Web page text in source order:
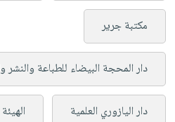
مكتبة جرير
دار المحجة البيضاء للطباعة والنشر
دار اليازوري العلمية